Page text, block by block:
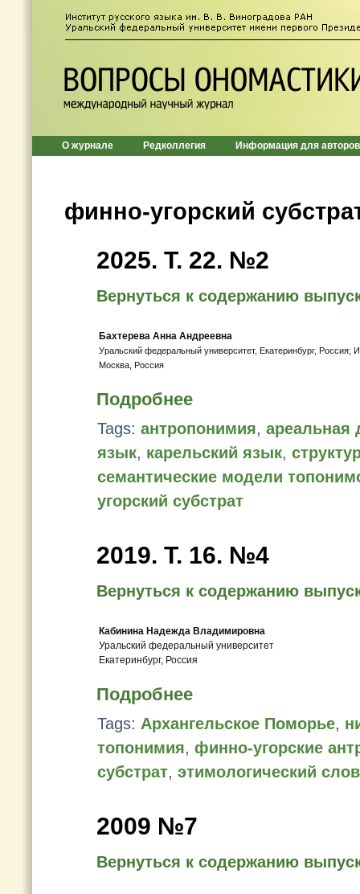
О журнале Редколлегия Информация для авторов
финно-угорский
2025. Т. 22. №2
Вернуться к содержанию
Бахтерева Анна Андреевна
Уральский федеральный университет, Екатеринбург, Россия;
Москва, Россия
Подробнее
Tags: антропонимия, ареальная
язык, карельский язык,
семантические модели
угорский субстрат
2019. Т. 16. №4
Вернуться к содержанию
Кабинина Надежда Владимировна
Уральский федеральный университет
Екатеринбург, Россия
Подробнее
Tags: Архангельское Поморье,
топонимия, финно-угорские
субстрат, этимологический
2009 №7
Вернуться к содержанию